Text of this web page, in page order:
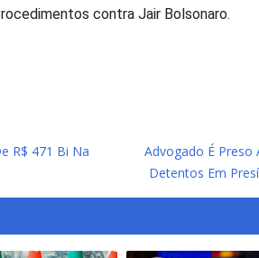
contra Jair Bolsonaro.
R$ 471 Bi Na
Advogado É Preso
Detentos Em